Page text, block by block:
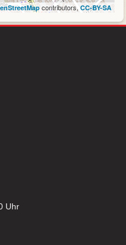
contributors, CC-BY-SA
Uhr